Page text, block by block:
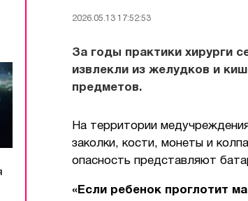
2026.05.13 17:52:53
За годы практики хирурги
извлекли из желудков и
предметов.
На территории
заколки, кости, монеты и
опасность представляют
«Если ребенок проглотит